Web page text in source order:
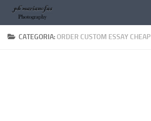
Salta al contenuto
CATEGORIA:ORDER CUSTOM ESSAY CHEAP